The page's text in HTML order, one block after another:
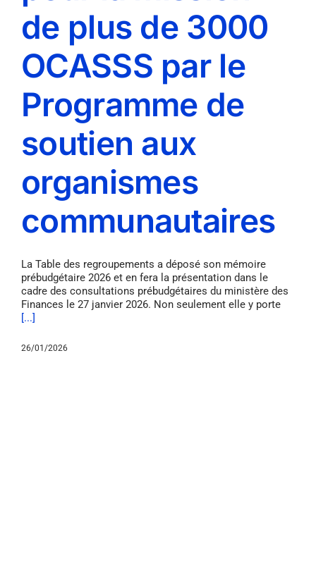
de plus de 3000
OCASSS par le
Programme de
soutien aux
organismes
communautaires
La Table des regroupements a déposé son mémoire
prébudgétaire 2026 et en fera la présentation dans le
cadre des consultations prébudgétaires du ministère des
Finances le 27 janvier 2026. Non seulement elle y porte
[...]
26/01/2026